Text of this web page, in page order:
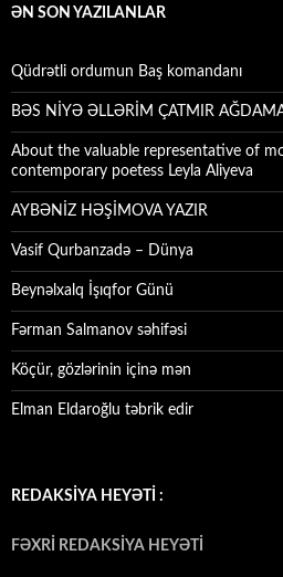
ƏN SON YAZILANLAR
Qüdrətli ordumun Baş komandanı
BƏS NİYƏ ƏLLƏRİM ÇATMIR
About the valuable representative of
contemporary poetess Leyla Aliyeva
AYBƏNİZ HƏŞİMOVA YAZIR
Vasif Qurbanzadə – Dünya
Beynəlxalq İşıqfor Günü
Fərman Salmanov səhifəsi
Köçür, gözlərinin içinə mən
Elman Eldaroğlu təbrik edir
REDAKSİYA HEYƏTİ :
FƏXRİ REDAKSİYA HEYƏTİ